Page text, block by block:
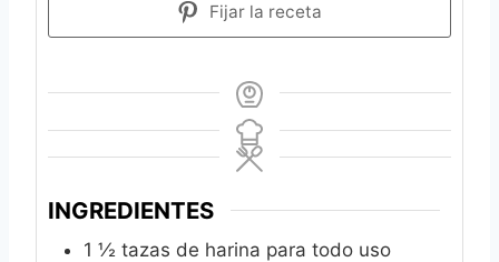
Fijar la receta
INGREDIENTES
1 ½ tazas de harina para todo uso